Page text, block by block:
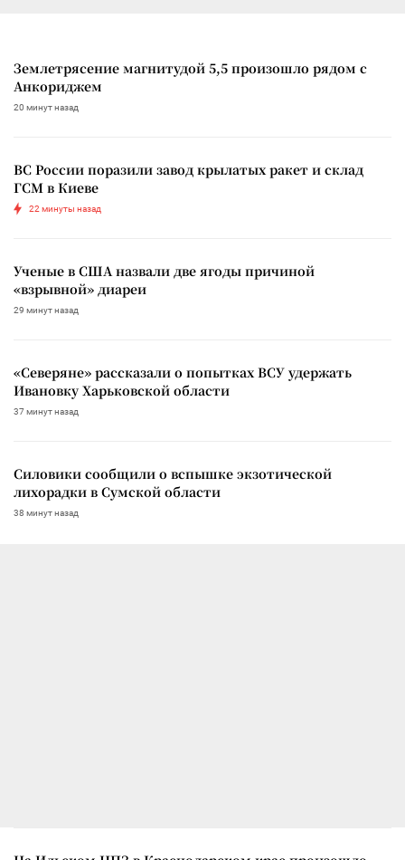
Землетрясение магнитудой 5,5 произошло рядом с
Анкориджем
20 минут назад
ВС России поразили завод крылатых ракет и склад
ГСМ в Киеве
22 минуты назад
Ученые в США назвали две ягоды причиной
«взрывной» диареи
29 минут назад
«Северяне» рассказали о попытках ВСУ удержать
Ивановку Харьковской области
37 минут назад
Силовики сообщили о вспышке экзотической
лихорадки в Сумской области
38 минут назад